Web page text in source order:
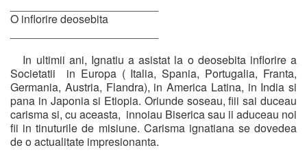
O inflorire deosebita
In ultimii ani, Ignatiu a asistat la o deosebita inflorire a
Societatii in Europa ( Italia, Spania, Portugalia, Franta,
Germania, Austria, Flandra), in America Latina, in India si
pana in Japonia si Etiopia. Oriunde soseau, fiii sai duceau
carisma si, cu aceasta, innoiau Biserica sau ii aduceau noi
fii in tinuturile de misiune. Carisma ignatiana se dovedea
de o actualitate impresionanta.